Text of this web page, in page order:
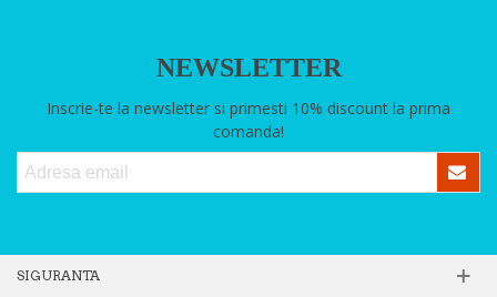
NEWSLETTER
Inscrie-te la newsletter si primesti 10% discount la prima
comanda!
SIGURANTA